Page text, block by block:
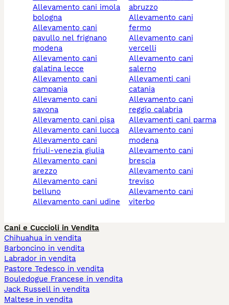
allevamento cani imola
bologna
allevamento cani
pavullo nel frignano
modena
allevamento cani
galatina lecce
allevamento cani
campania
allevamento cani
savona
allevamento cani pisa
allevamento cani lucca
allevamento cani
friuli-venezia giulia
allevamento cani
arezzo
allevamento cani
belluno
allevamento cani udine
abruzzo
allevamento cani
fermo
allevamento cani
vercelli
allevamento cani
salerno
allevamenti cani
catania
allevamento cani
reggio calabria
allevamenti cani parma
allevamento cani
modena
allevamento cani
brescia
allevamento cani
treviso
allevamento cani
viterbo
Cani e Cuccioli in Vendita
Chihuahua in vendita
Barboncino in vendita
Labrador in vendita
Pastore Tedesco in vendita
Bouledogue Francese in vendita
Jack Russell in vendita
Maltese in vendita